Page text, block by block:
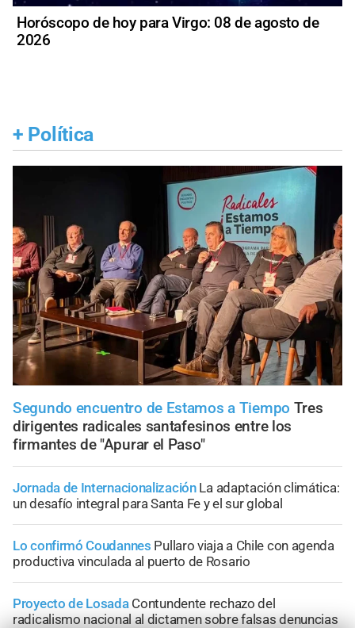
Horóscopo de hoy para Virgo: 08 de agosto de
2026
+ Política
Segundo encuentro de Estamos a Tiempo Tres
dirigentes radicales santafesinos entre los
firmantes de "Apurar el Paso"
Jornada de Internacionalización La adaptación climática:
un desafío integral para Santa Fe y el sur global
Lo confirmó Coudannes Pullaro viaja a Chile con agenda
productiva vinculada al puerto de Rosario
Proyecto de Losada Contundente rechazo del
radicalismo nacional al dictamen sobre falsas denuncias